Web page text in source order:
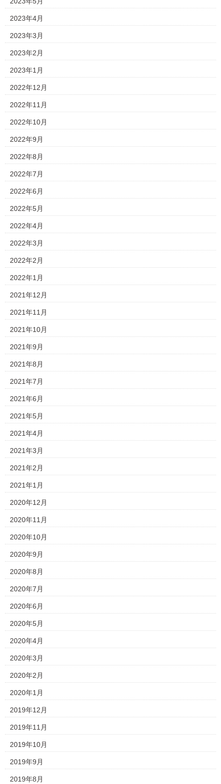
2023年4月
2023年3月
2023年2月
2023年1月
2022年12月
2022年11月
2022年10月
2022年9月
2022年8月
2022年7月
2022年6月
2022年5月
2022年4月
2022年3月
2022年2月
2022年1月
2021年12月
2021年11月
2021年10月
2021年9月
2021年8月
2021年7月
2021年6月
2021年5月
2021年4月
2021年3月
2021年2月
2021年1月
2020年12月
2020年11月
2020年10月
2020年9月
2020年8月
2020年7月
2020年6月
2020年5月
2020年4月
2020年3月
2020年2月
2020年1月
2019年12月
2019年11月
2019年10月
2019年9月
2019年8月